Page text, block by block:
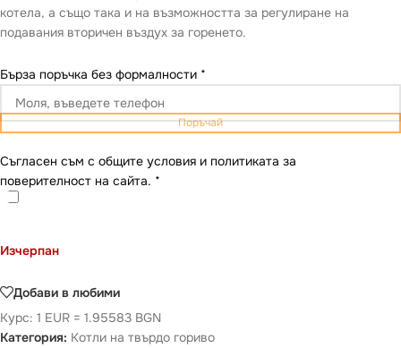
котела, а също така и на възможността за регулиране на
подавания вторичен въздух за горенето.
Бърза поръчка без формалности *
Поръчай
Съгласен съм с общите условия и политиката за
поверителност на сайта. *
Изчерпан
Добави в любими
Курс: 1 EUR = 1.95583 BGN
Категория: Котли на твърдо гориво